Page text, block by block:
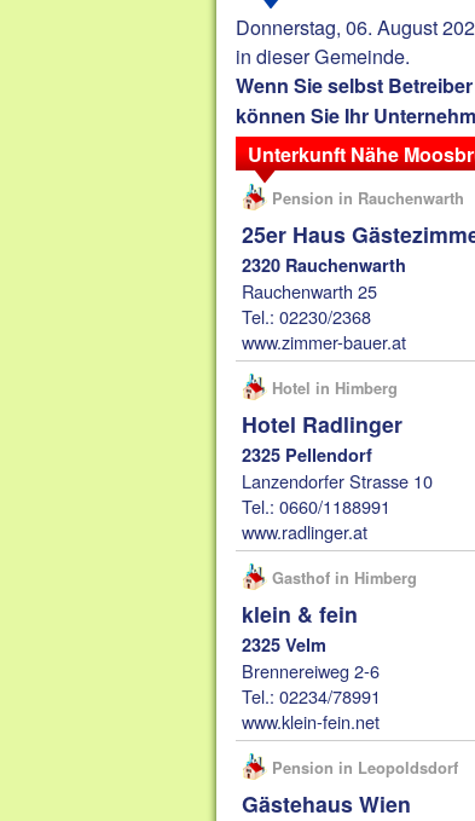
Donnerstag, 06. August
in dieser Gemeinde.
Wenn Sie selbst
können Sie Ihr
Unterkunft Nähe
Pension in Rauchenwarth
25er Haus
2320 Rauchenwarth
Rauchenwarth 25
Tel.: 02230/2368
www.zimmer-bauer.at
Hotel in Himberg
Hotel Radlinger
2325 Pellendorf
Lanzendorfer Strasse 10
Tel.: 0660/1188991
www.radlinger.at
Gasthof in Himberg
klein & fein
2325 Velm
Brennereiweg 2-6
Tel.: 02234/78991
www.klein-fein.net
Pension in Leopoldsdorf
Gästehaus Wien